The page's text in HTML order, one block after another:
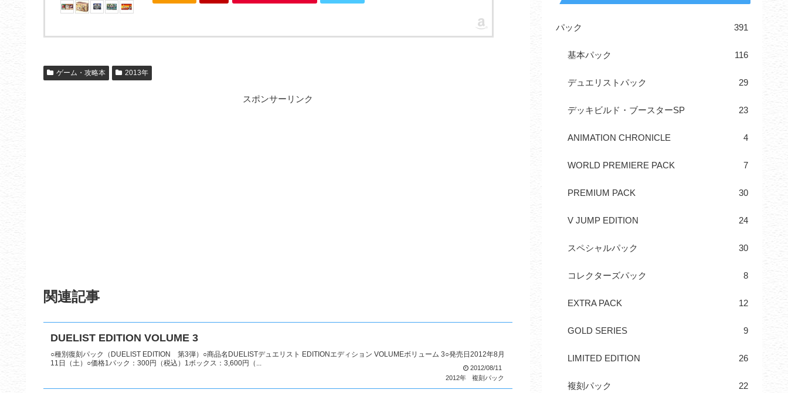
ゲーム・攻略本 2013年
スポンサーリンク
関連記事
DUELIST EDITION VOLUME 3
○種別復刻パック（DUELIST EDITION 第3弾）○商品名DUELISTデュエリスト EDITIONエディション VOLUMEボリューム 3○発売日2012年8月
11日（土）○価格1パック：300円（税込）1ボックス：3,600円（...
2012/08/11
2012年
複刻パック
パック 391
基本パック 116
デュエリストパック 29
デッキビルド・ブースターSP 23
ANIMATION CHRONICLE 4
WORLD PREMIERE PACK 7
PREMIUM PACK 30
V JUMP EDITION 24
スペシャルパック 30
コレクターズパック 8
EXTRA PACK 12
GOLD SERIES 9
LIMITED EDITION 26
複刻パック 22